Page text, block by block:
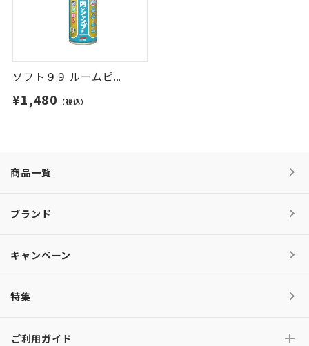
ソフト９９ ルームピ...
¥1,480 （税込）
商品一覧
ブランド
キャンペーン
特集
ご利用ガイド